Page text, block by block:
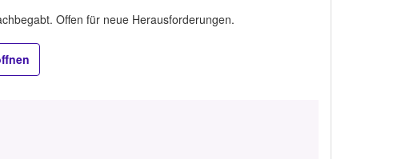
Offen für neue Herausforderungen.